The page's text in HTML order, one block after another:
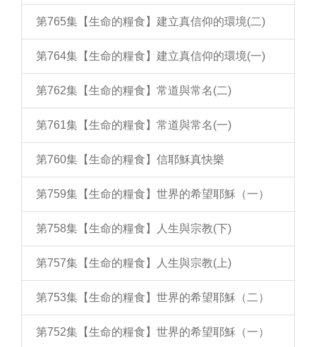
第765集【生命的糧食】建立真信仰的環境(二)
第764集【生命的糧食】建立真信仰的環境(一)
第762集【生命的糧食】常道與常名(二)
第761集【生命的糧食】常道與常名(一)
第760集【生命的糧食】信耶穌真快樂
第759集【生命的糧食】世界的希望耶穌（一）
第758集【生命的糧食】人生與宗教(下)
第757集【生命的糧食】人生與宗教(上)
第753集【生命的糧食】世界的希望耶穌（二）
第752集【生命的糧食】世界的希望耶穌（一）